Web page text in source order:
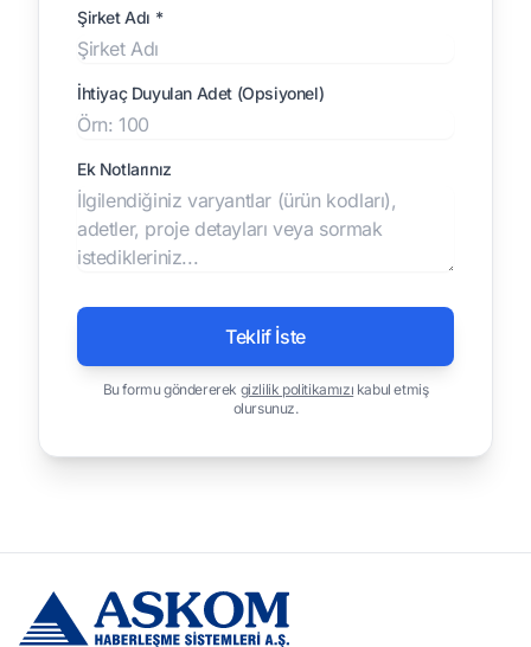
Şirket Adı *
İhtiyaç Duyulan Adet (Opsiyonel)
Ek Notlarınız
Teklif İste
Bu formu göndererek gizlilik politikamızı kabul etmiş
olursunuz.